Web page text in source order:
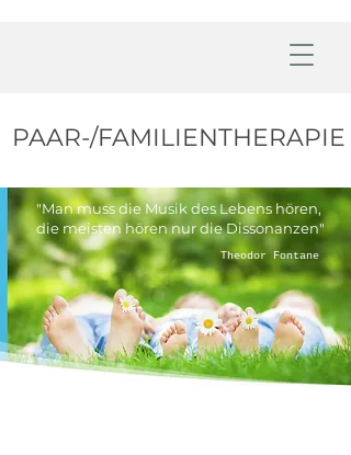
PAAR-/FAMILIENTHERAPIE
"Man muss die Musik des Lebens hören,
die meisten hören nur die Dissonanzen"
Theodor Fontane